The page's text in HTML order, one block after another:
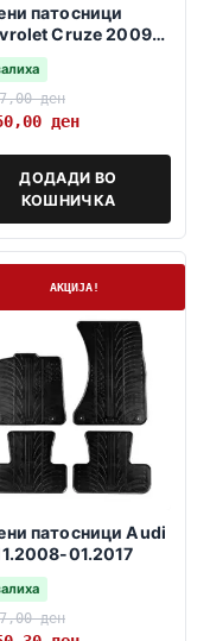
патосници
Cruze 2009-
ден
ден
ДОДАДИ ВО
КОШНИЧКА
АКЦИЈА!
патосници Audi
01.2017
ден